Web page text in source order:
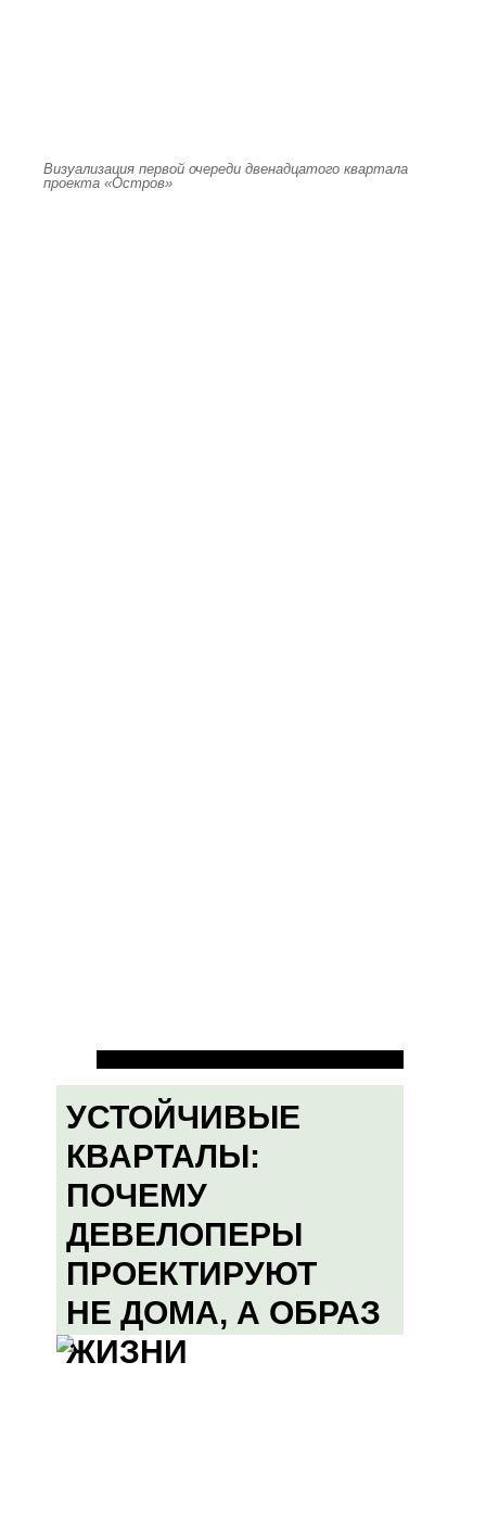
Визуализация первой очереди двенадцатого квартала
проекта «Остров»
УСТОЙЧИВЫЕ
КВАРТАЛЫ:
ПОЧЕМУ
ДЕВЕЛОПЕРЫ
ПРОЕКТИРУЮТ
НЕ ДОМА, А ОБРАЗ
ЖИЗНИ